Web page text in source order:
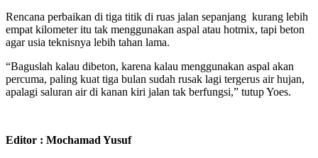
Rencana perbaikan di tiga titik di ruas jalan sepanjang kurang lebih
empat kilometer itu tak menggunakan aspal atau hotmix, tapi beton
agar usia teknisnya lebih tahan lama.
“Baguslah kalau dibeton, karena kalau menggunakan aspal akan
percuma, paling kuat tiga bulan sudah rusak lagi tergerus air hujan,
apalagi saluran air di kanan kiri jalan tak berfungsi,” tutup Yoes.
Editor : Mochamad Yusuf